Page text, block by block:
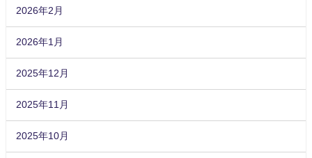
2026年2月
2026年1月
2025年12月
2025年11月
2025年10月